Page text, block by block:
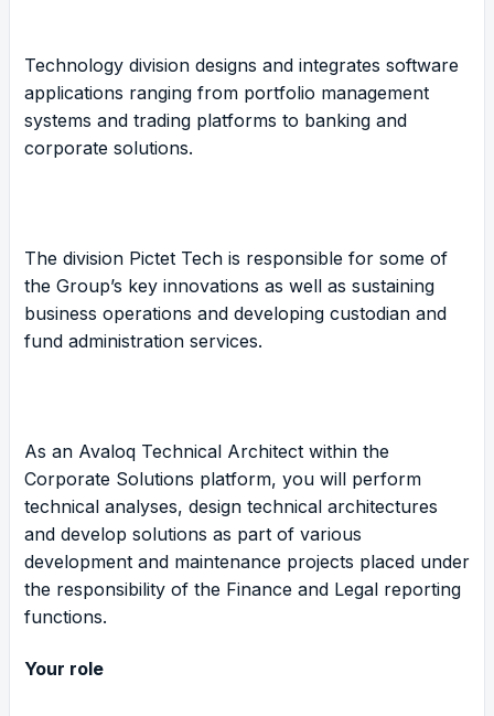
Technology division designs and integrates software
applications ranging from portfolio management
systems and trading platforms to banking and
corporate solutions.
The division Pictet Tech is responsible for some of
the Group’s key innovations as well as sustaining
business operations and developing custodian and
fund administration services.
As an Avaloq Technical Architect within the
Corporate Solutions platform, you will perform
technical analyses, design technical architectures
and develop solutions as part of various
development and maintenance projects placed under
the responsibility of the Finance and Legal reporting
functions.
Your role